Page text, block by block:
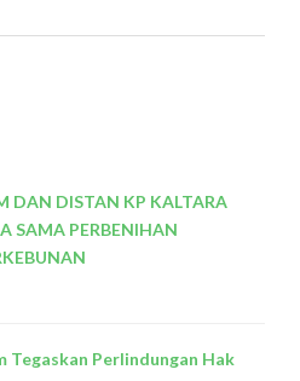
DAN DISTAN KP KALTARA
SAMA PERBENIHAN
Tegaskan Perlindungan Hak